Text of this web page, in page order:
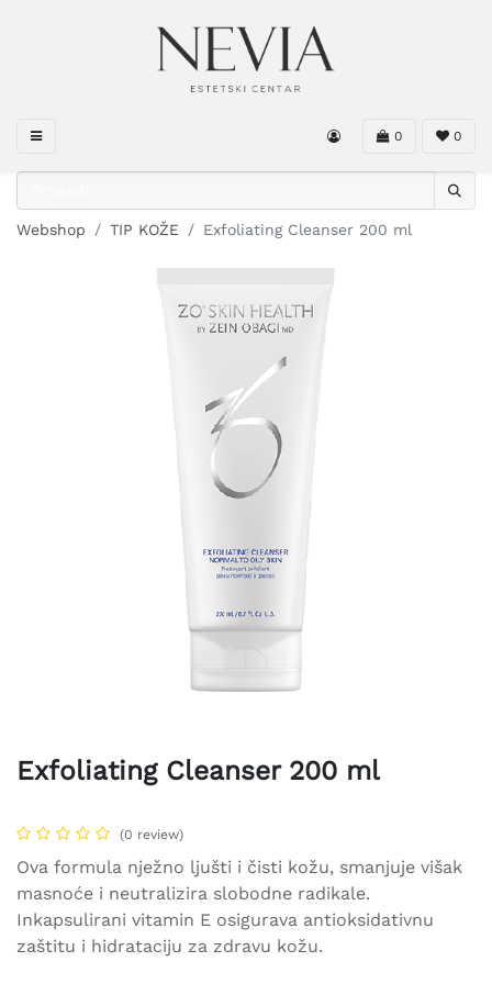
0 0
Webshop TIP KOŽE Exfoliating Cleanser 200 ml
Exfoliating Cleanser 200 ml
(0 review)
Ova formula nježno ljušti i čisti kožu, smanjuje višak
masnoće i neutralizira slobodne radikale.
Inkapsulirani vitamin E osigurava antioksidativnu
zaštitu i hidrataciju za zdravu kožu.